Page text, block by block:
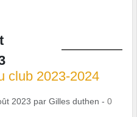
club 2023-2024
2023 par Gilles duthen - 0